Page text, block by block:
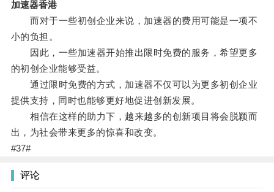
加速器香港
而对于一些初创企业来说，加速器的费用可能是一项不
小的负担。
因此，一些加速器开始推出限时免费的服务，希望更多
的初创企业能够受益。
通过限时免费的方式，加速器不仅可以为更多初创企业
提供支持，同时也能够更好地促进创新发展。
相信在这样的助力下，越来越多的创新项目将会脱颖而
出，为社会带来更多的惊喜和改变。
#37#
评论